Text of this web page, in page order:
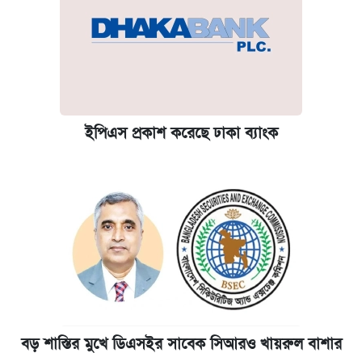
ইপিএস প্রকাশ করেছে ঢাকা ব্যাংক
বড় শাস্তির মুখে ডিএসইর সাবেক সিআরও খায়রুল বাশার